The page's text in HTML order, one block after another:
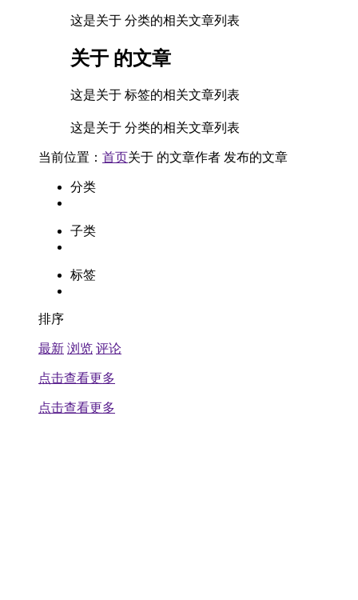
这是关于 分类的相关文章列表
关于 的文章
这是关于 标签的相关文章列表
这是关于 分类的相关文章列表
当前位置： 首页关于 的文章作者 发布的文章
分类
子类
标签
排序
最新 浏览 评论
点击查看更多
点击查看更多